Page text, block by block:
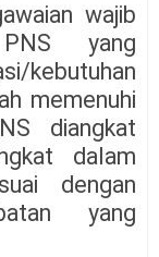
wajib
yang
kebutuhan
memenuhi
diangkat
dalam
dengan
yang